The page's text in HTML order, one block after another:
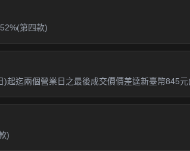
第四款)
起迄兩個營業日之最後成交價價差達新臺幣845
)